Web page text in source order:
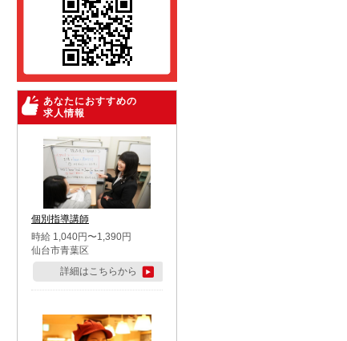
あなたにおすすめの
求人情報
個別指導講師
時給 1,040円〜1,390円
仙台市青葉区
詳細はこちらから